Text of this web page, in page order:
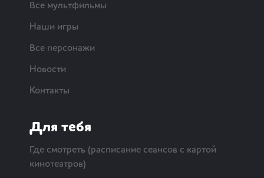
Все мультфильмы
Наши игры
Все персонажи
Новости
Контакты
Для тебя
Где смотреть (расписание сеансов с картой
кинотеатров)